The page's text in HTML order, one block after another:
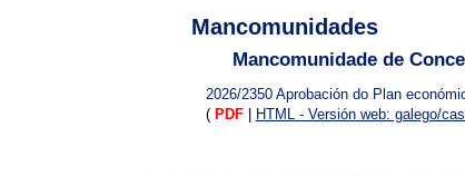
Mancomunidades
Mancomunidade de
2026/2350 Aprobación do Plan
( PDF HTML - Versión web: galego/